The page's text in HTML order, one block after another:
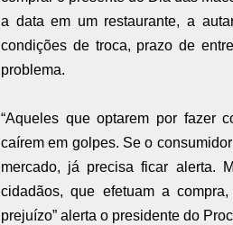
a data em um restaurante, a
condições de troca, prazo de
problema.
“Aqueles que optarem por fazer
caírem em golpes. Se o
mercado, já precisa ficar alerta.
cidadãos, que efetuam a
prejuízo” alerta o presidente do